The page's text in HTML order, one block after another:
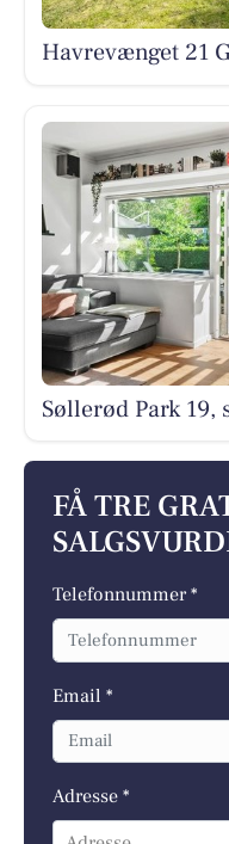
Havrevænget 21
Søllerød Park 19,
FÅ TRE
Telefonnummer *
Email *
Adresse *